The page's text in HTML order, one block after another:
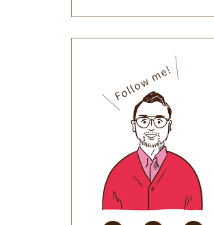
(32)
2025年9月(30)
2025年8月(31)
2025年7月(37)
2025年6月(48)
2025年5月
(41)
2025年4月
(32)
2025年3月(31)